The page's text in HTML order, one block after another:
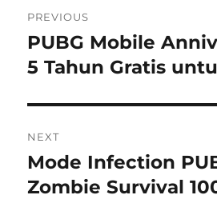
pos
PREVIOUS
Previous
post:
PUBG Mobile
5 Tahun Gratis
NEXT
Next
post:
Mode Infection
Zombie Survival